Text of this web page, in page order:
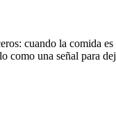
cuando la comida
una señal para